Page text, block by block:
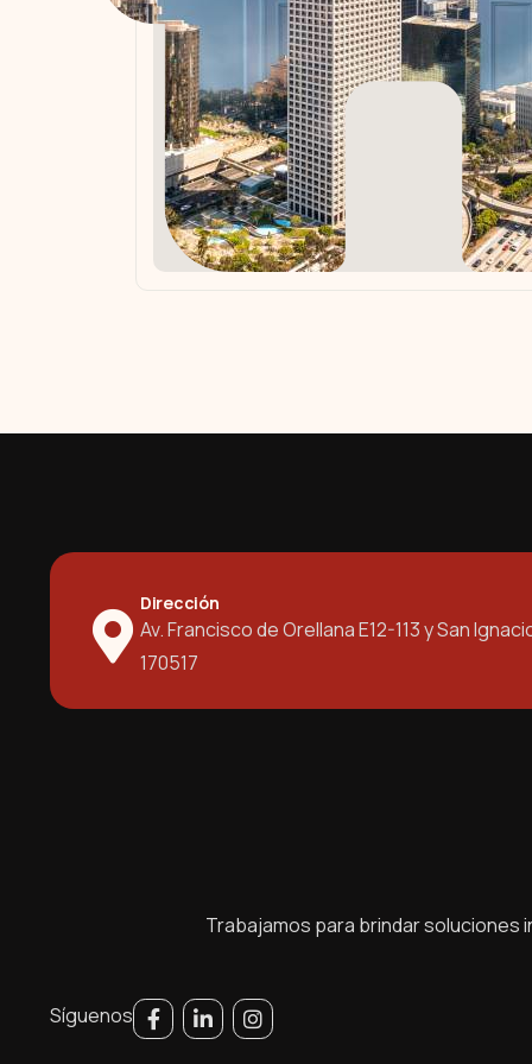
Dirección
Av. Francisco de Orellana E12-113 y San
170517
Trabajamos para brindar soluciones
Síguenos